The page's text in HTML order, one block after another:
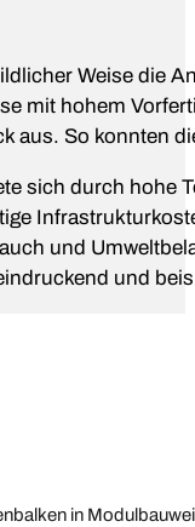
in
Weise die
mit hohem
aus. So konnten
sich durch hohe
und
und